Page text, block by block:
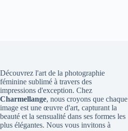
Découvrez l'art de la photographie
féminine sublimé à travers des
impressions d'exception. Chez
Charmellange, nous croyons que chaque
image est une œuvre d'art, capturant la
beauté et la sensualité dans ses formes les
plus élégantes. Nous vous invitons à